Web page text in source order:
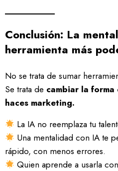
Conclusión: La
herramienta más
No se trata de sumar
Se trata de cambiar la forma
haces marketing.
La IA no reemplaza tu
Una mentalidad con IA te
rápido, con menos errores.
Quien aprende a usarla